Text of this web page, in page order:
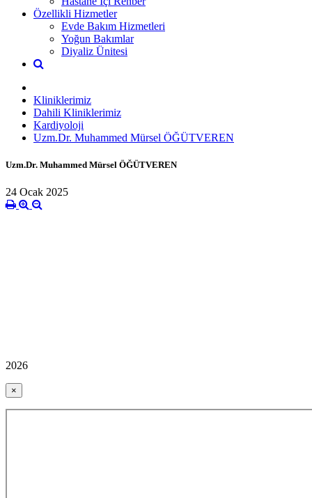
Özellikli Hizmetler
Evde Bakım Hizmetleri
Yoğun Bakımlar
Diyaliz Ünitesi
Kliniklerimiz
Dahili Kliniklerimiz
Kardiyoloji
Uzm.Dr. Muhammed Mürsel ÖĞÜTVEREN
Uzm.Dr. Muhammed Mürsel ÖĞÜTVEREN
24 Ocak 2025
2026
×